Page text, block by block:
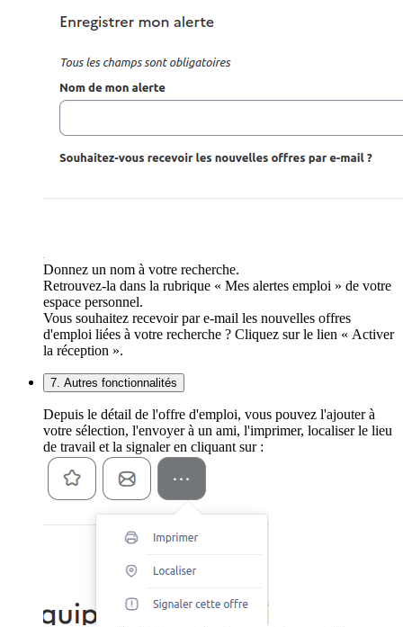
Donnez un nom à votre recherche.
Retrouvez-la dans la rubrique « Mes alertes emploi » de votre
espace personnel.
Vous souhaitez recevoir par e-mail les nouvelles offres
d'emploi liées à votre recherche ? Cliquez sur le lien « Activer
la réception ».
7. Autres fonctionnalités
Depuis le détail de l'offre d'emploi, vous pouvez l'ajouter à
votre sélection, l'envoyer à un ami, l'imprimer, localiser le lieu
de travail et la signaler en cliquant sur :